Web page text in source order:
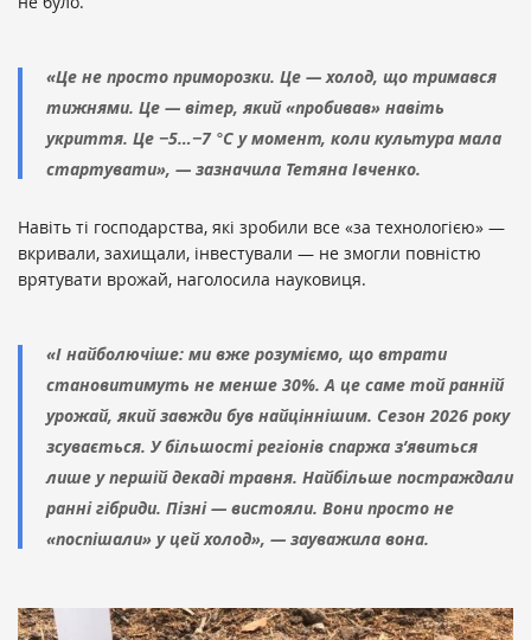
«Це не просто приморозки. Це — холод, що тримався
тижнями. Це — вітер, який «пробивав» навіть
укриття. Це −5…−7 °C у момент, коли культура мала
стартувати», — зазначила Тетяна Івченко.
Навіть ті господарства, які зробили все «за технологією» —
вкривали, захищали, інвестували — не змогли повністю
врятувати врожай, наголосила науковиця.
«І найболючіше: ми вже розуміємо, що втрати
становитимуть не менше 30%. А це саме той ранній
урожай, який завжди був найціннішим. Сезон 2026 року
зсувається. У більшості регіонів спаржа з’явиться
лише у першій декаді травня. Найбільше постраждали
ранні гібриди. Пізні — вистояли. Вони просто не
«поспішали» у цей холод», — зауважила вона.